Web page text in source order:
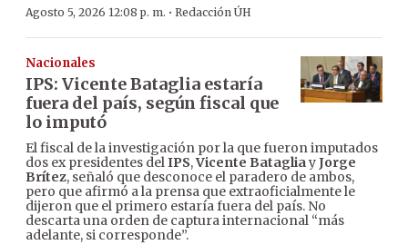
Agosto 5, 2026 12:08 p. m. · Redacción ÚH
Nacionales
IPS: Vicente Bataglia estaría
fuera del país, según fiscal que
lo imputó
El fiscal de la investigación por la que fueron imputados
dos ex presidentes delIPS,Vicente BatagliayJorge
Brítez, señaló que desconoce el paradero de ambos,
pero que afirmó a la prensa que extraoficialmente le
dijeron que el primero estaría fuera del país. No
descarta una orden de captura internacional “más
adelante, si corresponde”.